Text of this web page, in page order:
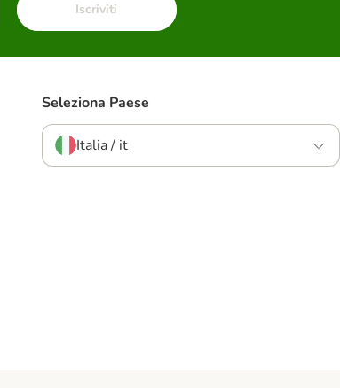
Iscriviti
Seleziona Paese
Italia / it